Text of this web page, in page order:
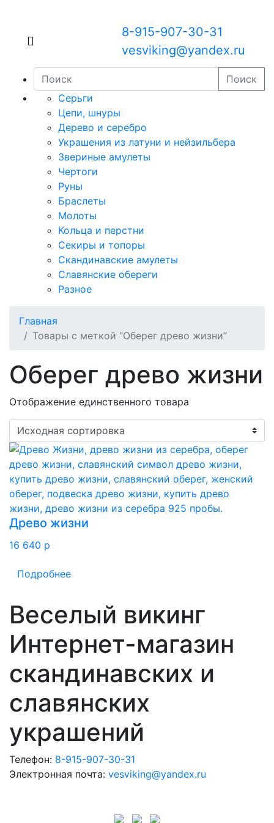
8-915-907-30-31
vesviking@yandex.ru
Поиск
Серьги
Цепи, шнуры
Дерево и серебро
Украшения из латуни и нейзильбера
Звериные амулеты
Чертоги
Руны
Браслеты
Молоты
Кольца и перстни
Секиры и топоры
Скандинавские амулеты
Славянские обереги
Разное
Главная
Товары с меткой “Оберег древо жизни”
Оберег древо жизни
Отображение единственного товара
Древо жизни
16 640 p
Подробнее
Веселый викинг
Интернет-магазин
скандинавских и
славянских
украшений
Телефон: 8-915-907-30-31
Электронная почта: vesviking@yandex.ru